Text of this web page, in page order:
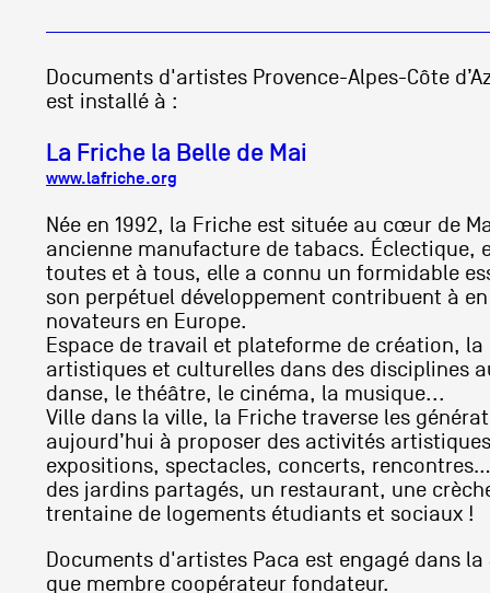
Documents d'artistes Provence-Alpes-Côte
est installé à :
La Friche la Belle de Mai
www.lafriche.org
Née en 1992, la Friche est située au cœur de
ancienne manufacture de tabacs. Éclectique,
toutes et à tous, elle a connu un formidable
son perpétuel développement contribuent à
novateurs en Europe.
Espace de travail et plateforme de création,
artistiques et culturelles dans des disciplines
danse, le théâtre, le cinéma, la musique...
Ville dans la ville, la Friche traverse les
aujourd’hui à proposer des activités
expositions, spectacles, concerts,
des jardins partagés, un restaurant, une
trentaine de logements étudiants et sociaux !
Documents d'artistes Paca est engagé dans la
que membre coopérateur fondateur.